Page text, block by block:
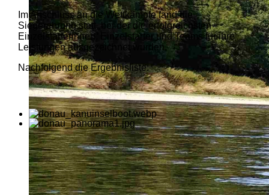
Im Anschluss an die Wettkämpfe fand die
Siegerehrung statt, bei der die erfolgreichsten
Einzelstarterinnen, Einzelstarter und Teams für ihre
Leistungen ausgezeichnet wurden.
Nachfolgend die Ergebnisliste: